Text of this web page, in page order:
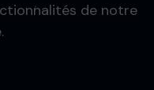
de notre